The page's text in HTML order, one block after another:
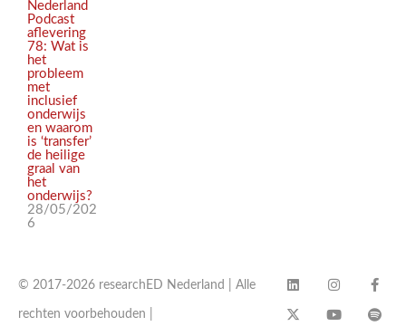
Nederland
Podcast
aflevering
78: Wat is
het
probleem
met
inclusief
onderwijs
en waarom
is ‘transfer’
de heilige
graal van
het
onderwijs?
28/05/202
6
© 2017-2026 researchED Nederland | Alle
rechten voorbehouden |